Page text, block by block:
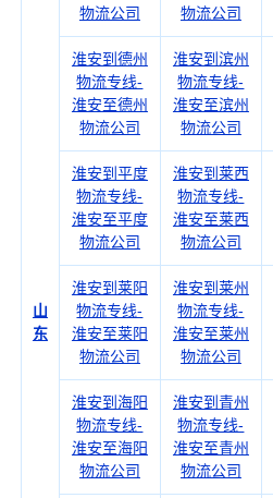
山
东
物流公司
物流公司
淮安到德州
物流专线-
淮安至德州
物流公司
淮安到滨州
物流专线-
淮安至滨州
物流公司
淮安到平度
物流专线-
淮安至平度
物流公司
淮安到莱西
物流专线-
淮安至莱西
物流公司
淮安到莱阳
物流专线-
淮安至莱阳
物流公司
淮安到莱州
物流专线-
淮安至莱州
物流公司
淮安到海阳
物流专线-
淮安至海阳
物流公司
淮安到青州
物流专线-
淮安至青州
物流公司